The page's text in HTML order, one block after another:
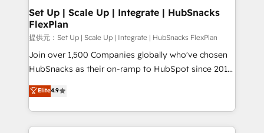
Award 🏆2020 Elite Solutions Partner 🏆2019
Integrations HubSpot Impact Award 🏆2019
Marketing Enablement HubSpot Impact Award 🏆
2018 Website Design HubSpot Impact Award 🏆2017
Website Design HubSpot Impact Award 🏆2016
Sales Enablement HubSpot Impact Award 🏆2015
Growth-Driven Design Agency of the Year 🏆2015
Set Up | Scale Up | Integrate | HubSnacks
FlexPlan
提供元：Set Up | Scale Up | Integrate | HubSnacks FlexPlan
Join over 1,500 Companies globally who've chosen
HubSnacks as their on-ramp to HubSpot since 2014
Simple pay-as-you-go plans that accelerate value...
1️⃣ Set Up | Onboarding New or Check-fixing existing
HubSpot portals 2️⃣ Scale Up | 100% HubSpot Task
Execution... Global 24/7 ... All Experts 3️⃣ Integrate |
Elite4.9